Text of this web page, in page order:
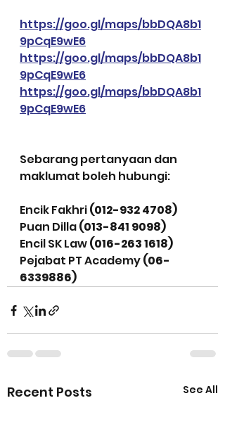
https://goo.gl/maps/bbDQA8b1
9pCqE9wE6
https://goo.gl/maps/bbDQA8b1
9pCqE9wE6
https://goo.gl/maps/bbDQA8b1
9pCqE9wE6
Sebarang pertanyaan dan
maklumat boleh hubungi:
Encik Fakhri (012-932 4708)
Puan Dilla (013-841 9098)
Encil SK Law (016-263 1618)
Pejabat PT Academy (06-
6339886)
Recent Posts See All